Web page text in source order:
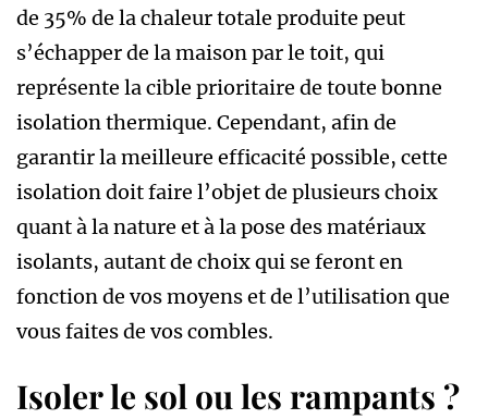
de 35% de la chaleur totale produite peut
s’échapper de la maison par le toit, qui
représente la cible prioritaire de toute bonne
isolation thermique. Cependant, afin de
garantir la meilleure efficacité possible, cette
isolation doit faire l’objet de plusieurs choix
quant à la nature et à la pose des matériaux
isolants, autant de choix qui se feront en
fonction de vos moyens et de l’utilisation que
vous faites de vos combles.
Isoler le sol ou les rampants ?